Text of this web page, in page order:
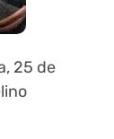
25 de